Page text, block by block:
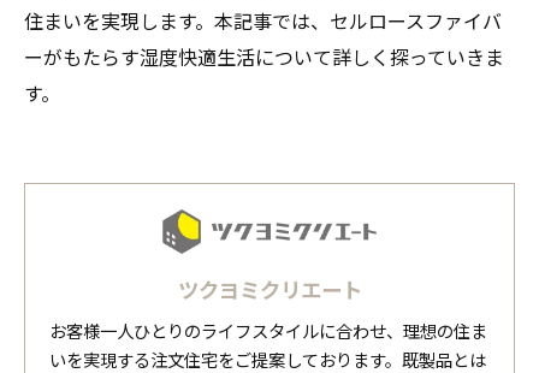
住まいを実現します。本記事では、セルロースファイバ
ーがもたらす湿度快適生活について詳しく探っていきま
す。
ツクヨミクリエート
お客様一人ひとりのライフスタイルに合わせ、理想の住ま
いを実現する注文住宅をご提案しております。既製品とは